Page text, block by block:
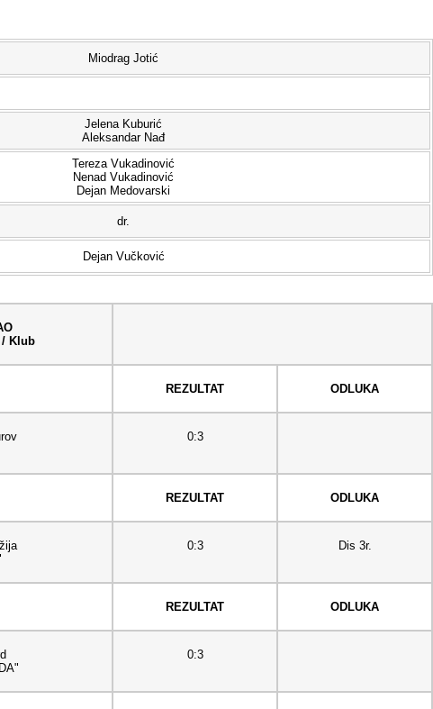
Miodrag Jotić
Jelena Kuburić
Aleksandar Nađ
Tereza Vukadinović
Nenad Vukadinović
Dejan Medovarski
dr.
Dejan Vučković
/ Klub
REZULTAT ODLUKA
0:3
REZULTAT ODLUKA
0:3 Dis 3r.
REZULTAT ODLUKA
0:3